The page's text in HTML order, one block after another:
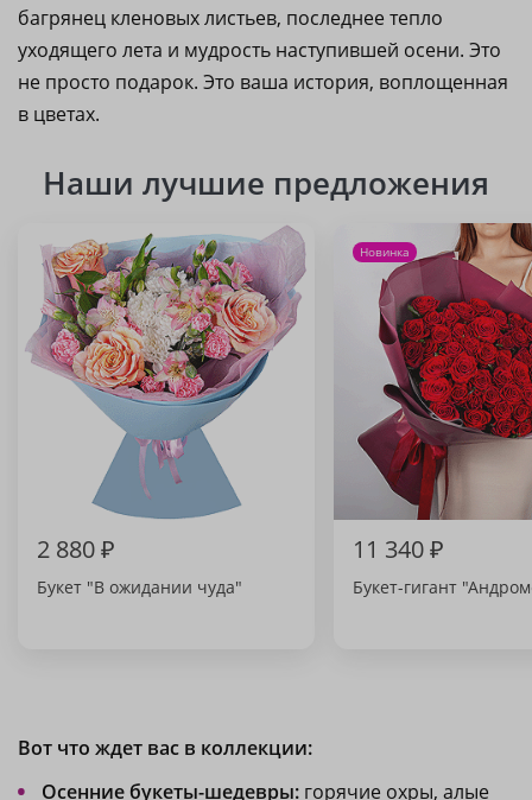
багрянец кленовых листьев, последнее тепло
уходящего лета и мудрость наступившей осени. Это
не просто подарок. Это ваша история, воплощенная
в цветах.
Наши лучшие предложения
2 880 ₽
Букет "В ожидании чуда"
Новинка
11 340 ₽
Букет-гигант
Вот что ждет вас в коллекции:
Осенние букеты-шедевры: горячие охры, алые